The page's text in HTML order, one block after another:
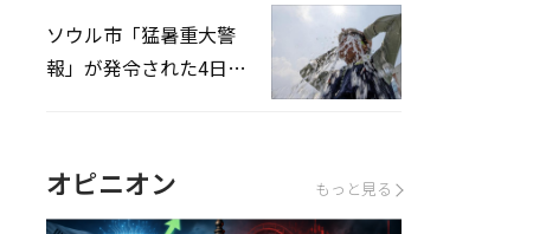
ソウル市「猛暑重大警
報」が発令された4日、
オピニオン もっと見る